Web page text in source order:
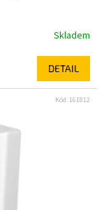
Skladem
DETAIL
Kód: 161812